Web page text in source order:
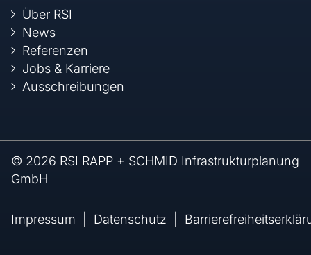
Über RSI
News
Referenzen
Jobs & Karriere
Ausschreibungen
© 2026 RSI RAPP + SCHMID Infrastrukturplanung
GmbH
Impressum Datenschutz